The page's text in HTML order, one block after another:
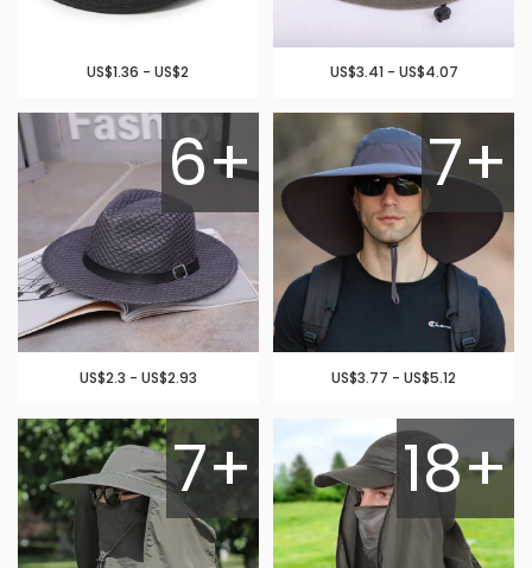
US$3.41 - US$4.07
US$1.36 - US$2
7+
US$3.77 - US$5.12
6+
US$2.3 - US$2.93
18+
7+